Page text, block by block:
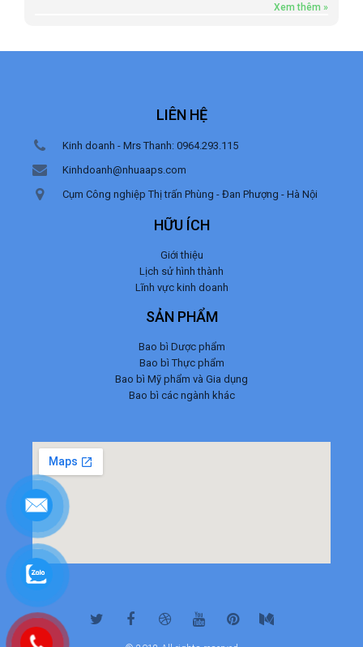
Xem thêm »
LIÊN HỆ
Kinh doanh - Mrs Thanh: 0964.293.115
Kinhdoanh@nhuaaps.com
Cụm Công nghiệp Thị trấn Phùng - Đan Phượng - Hà Nội
HỮU ÍCH
Giới thiệu
Lịch sử hình thành
Lĩnh vực kinh doanh
SẢN PHẨM
Bao bì Dược phẩm
Bao bì Thực phẩm
Bao bì Mỹ phẩm và Gia dụng
Bao bì các ngành khác